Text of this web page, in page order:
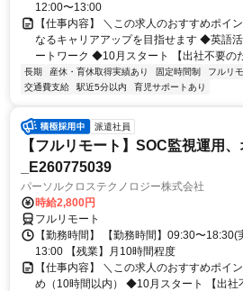
12:00〜13:00
【仕事内容】 ＼この求人のおすすめポ
なるキャリアアップを目指せます ◆英語
ートワーク ◆10月スタート 【出社不要の
長期 産休・育休取得実績あり 固定時間制 フルリ
交通費支給
駅近5分以内 育児サポートあり
派遣社員
【フルリモート】SOC監視運用
_E260775039
パーソルクロステクノロジー株式会社
時給2,800円
フルリモート
【勤務時間】 【勤務時間】09:30〜
13:00 【残業】月10時間程度
【仕事内容】 ＼この求人のおすすめポ
め（10時間以内） ◆10月スタート 【出社